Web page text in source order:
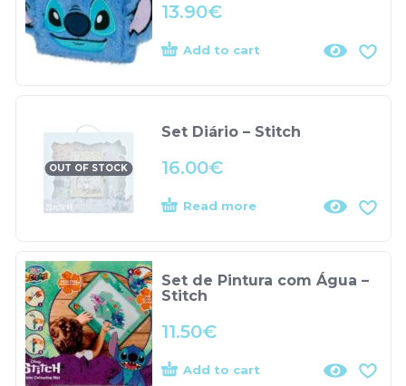
13.90€
Add to cart
OUT OF STOCK
Set Diário – Stitch
16.00€
Read more
Set de Pintura com Água –
Stitch
11.50€
Add to cart